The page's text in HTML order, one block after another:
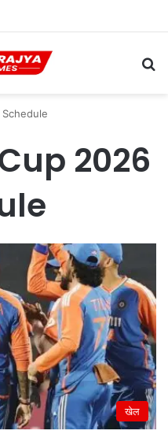
दिया स्वदेशी अपनाने का संदेश
2026
खेल